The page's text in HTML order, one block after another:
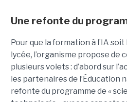
Une refonte du
Pour que la formation à l’IA
lycée, l’organisme propose de
plusieurs volets : d’abord sur
les partenaires de l’Éducation
refonte du programme de «